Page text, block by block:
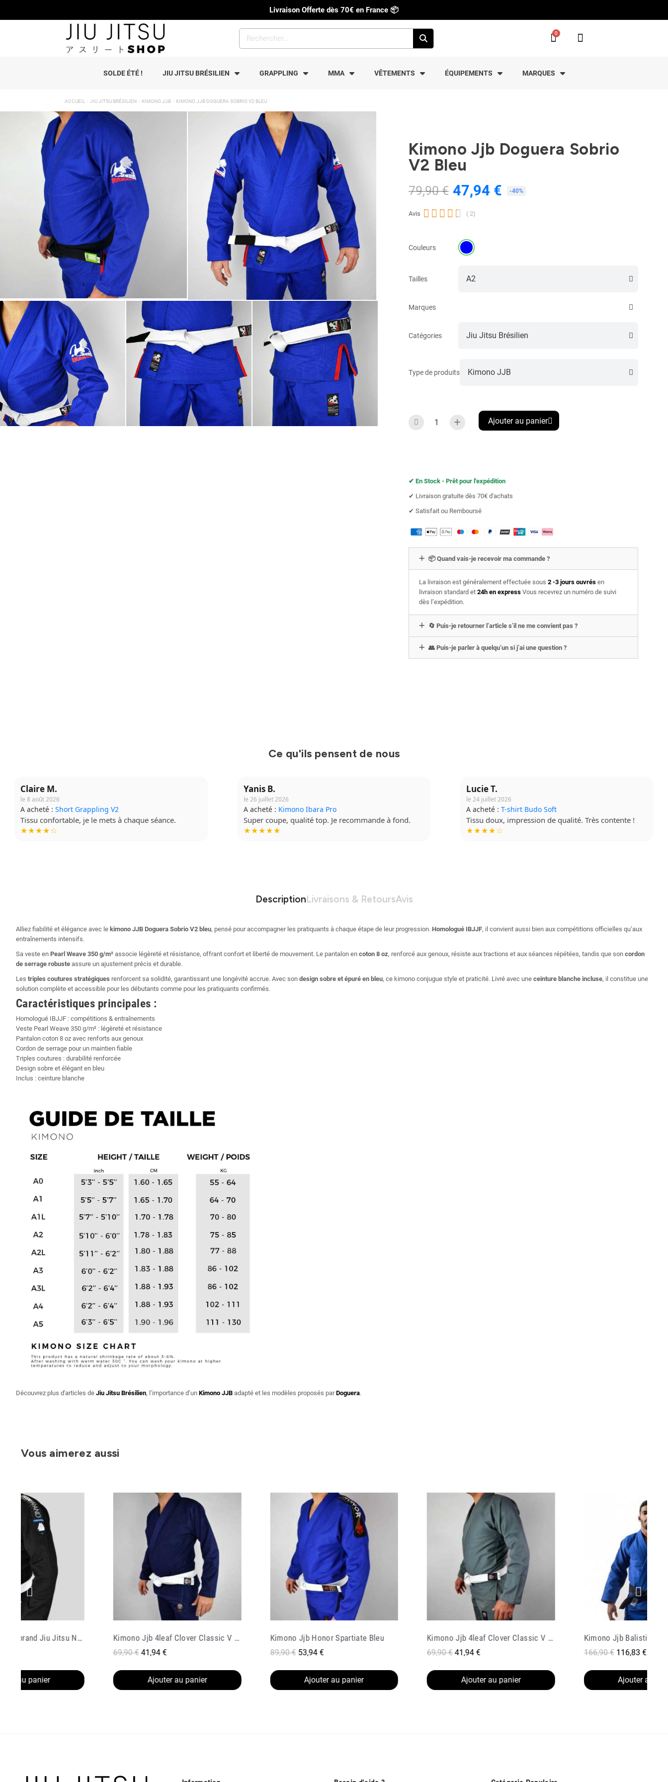
Livraison Offerte dès 70€ en France 📦
SOLDE ÉTÉ ! JIU JITSU BRÉSILIEN GRAPPLING MMA VÊTEMENTS ÉQUIPEMENTS MARQUES
ACCUEIL JIU JITSU BRÉSILIEN KIMONO JJB KIMONO JJB DOGUERA SOBRIO V2 BLEU
Kimono Jjb Doguera Sobrio
V2 Bleu
79,90 € 47,94 € -40%
Avis      ( 2)
Couleurs
Tailles
Marques
Catégories
Type de produits
Ajouter au panier
✔︎ En Stock - Prêt pour l'expédition
✔︎ Livraison gratuite dès 70€ d'achats
✔︎ Satisfait ou Remboursé
📦 Quand vais-je recevoir ma commande ?
La livraison est généralement effectuée sous 2 -3 jours ouvrés en
livraison standard et24h en expressVous recevrez un numéro de suivi
dès l’expédition.
🔄 Puis-je retourner l’article s’il ne me convient pas ?
👥 Puis-je parler à quelqu’un si j’ai une question ?
Ce qu'ils pensent de nous
Claire M.
le 8 août 2026
A acheté :Short Grappling V2
Tissu confortable, je le mets à chaque séance.
★★★★☆
Yanis B.
le 26 juillet 2026
A acheté : Kimono Ibara Pro
Super coupe, qualité top. Je recommande à fond.
★★★★★
Lucie T.
le 24 juillet 2026
A acheté :T-shirt Budo Soft
Tissu doux, impression de qualité. Très contente !
★★★★☆
DescriptionLivraisons & RetoursAvis
Alliez fiabilité et élégance avec le kimono JJB Doguera Sobrio V2 bleu, pensé pour accompagner les pratiquants à chaque étape de leur progression. Homologué IBJJF, il convient aussi bien aux compétitions officielles qu’aux
entraînements intensifs.
Sa veste en Pearl Weave 350 g/m² associe légèreté et résistance, offrant confort et liberté de mouvement. Le pantalon en coton 8 oz, renforcé aux genoux, résiste aux tractions et aux séances répétées, tandis que son cordon
de serrage robuste assure un ajustement précis et durable.
Les triples coutures stratégiques renforcent sa solidité, garantissant une longévité accrue. Avec son design sobre et épuré en bleu, ce kimono conjugue style et praticité. Livré avec une ceinture blanche incluse, il constitue une
solution complète et accessible pour les débutants comme pour les pratiquants confirmés.
Caractéristiques principales :
Homologué IBJJF : compétitions & entraînements
Veste Pearl Weave 350 g/m² : légèreté et résistance
Pantalon coton 8 oz avec renforts aux genoux
Cordon de serrage pour un maintien fiable
Triples coutures : durabilité renforcée
Design sobre et élégant en bleu
Inclus : ceinture blanche
Découvrez plus d'articles de Jiu Jitsu Brésilien, l’importance d’un Kimono JJB adapté et les modèles proposés parDoguera.
Vous aimerez aussi
Kimono Jjb 4leaf Clover Classic V 2 Navy
au panier
Kimono Jjb Honor Spartiate Bleu
89,90 € 53,94 €
Ajouter au panier
69,90 € 41,94 €
Ajouter au panier
Kimono Jjb Balistico 3 0 Bleu
166,90 € 116,83 €
Ajouter au panier
69,90 € 41,94 €
Ajouter au